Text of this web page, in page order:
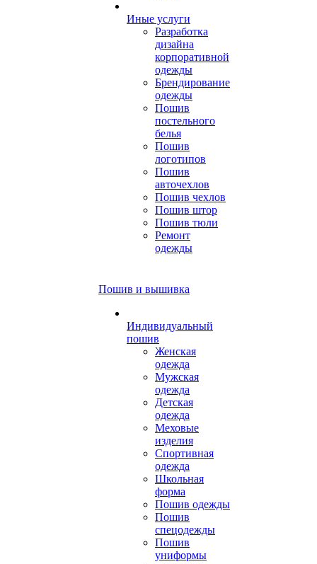
Иные услуги
Разработка
дизайна
корпоративной
одежды
Брендирование
одежды
Пошив
постельного
белья
Пошив
логотипов
Пошив
авточехлов
Пошив чехлов
Пошив штор
Пошив тюли
Ремонт
одежды
Пошив и вышивка
Индивидуальный
пошив
Женская
одежда
Мужская
одежда
Детская
одежда
Меховые
изделия
Спортивная
одежда
Школьная
форма
Пошив одежды
Пошив
спецодежды
Пошив
униформы